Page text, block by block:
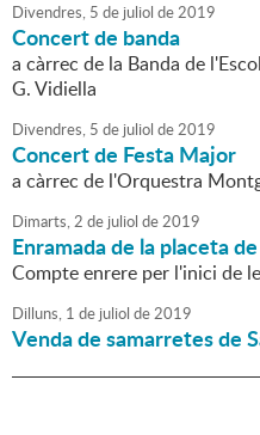
Divendres, 5 de juliol de2019
Concert de banda
a càrrec de la Banda de
G. Vidiella
Divendres, 5 de juliol de2019
Concert de Festa Major
a càrrec de l'Orquestra
Dimarts,2 de juliol de2019
Enramada de la placeta
Compte enrere per l'inici de
Dilluns, 1 de juliol de2019
Venda de samarretes de